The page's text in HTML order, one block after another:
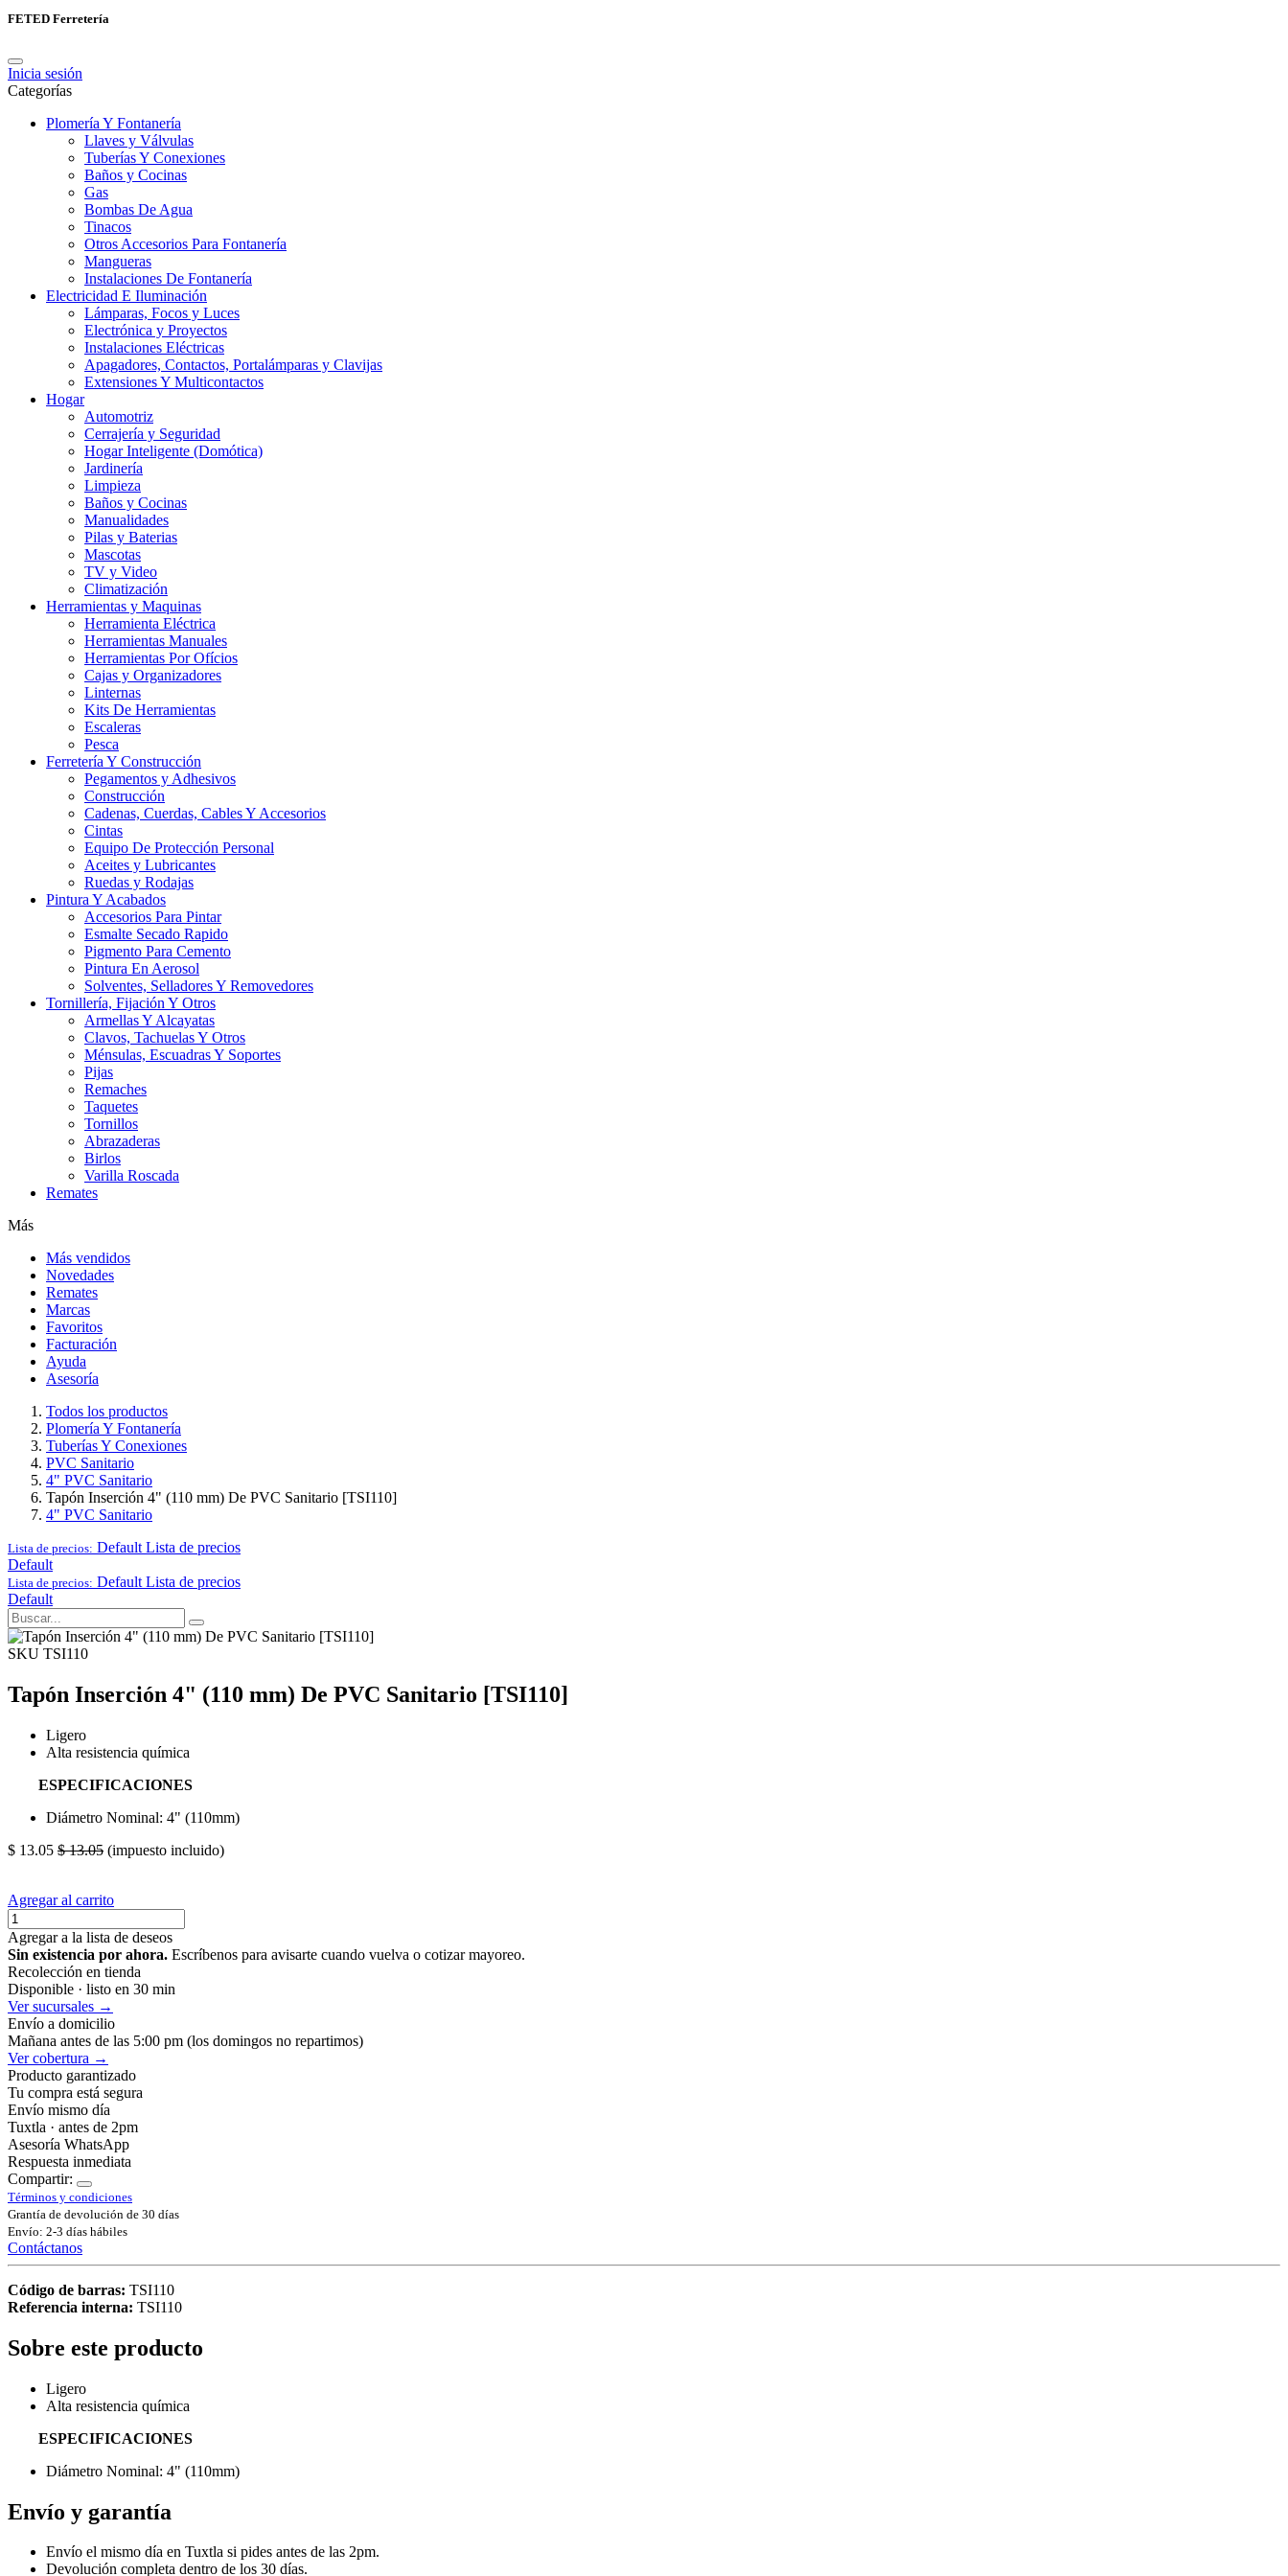
FETED Ferretería
Inicia sesión
Categorías
Plomería Y Fontanería
Llaves y Válvulas
Tuberías Y Conexiones
Baños y Cocinas
Gas
Bombas De Agua
Tinacos
Otros Accesorios Para Fontanería
Mangueras
Instalaciones De Fontanería
Electricidad E Iluminación
Lámparas, Focos y Luces
Electrónica y Proyectos
Instalaciones Eléctricas
Apagadores, Contactos, Portalámparas y Clavijas
Extensiones Y Multicontactos
Hogar
Automotriz
Cerrajería y Seguridad
Hogar Inteligente (Domótica)
Jardinería
Limpieza
Baños y Cocinas
Manualidades
Pilas y Baterias
Mascotas
TV y Video
Climatización
Herramientas y Maquinas
Herramienta Eléctrica
Herramientas Manuales
Herramientas Por Ofícios
Cajas y Organizadores
Linternas
Kits De Herramientas
Escaleras
Pesca
Ferretería Y Construcción
Pegamentos y Adhesivos
Construcción
Cadenas, Cuerdas, Cables Y Accesorios
Cintas
Equipo De Protección Personal
Aceites y Lubricantes
Ruedas y Rodajas
Pintura Y Acabados
Accesorios Para Pintar
Esmalte Secado Rapido
Pigmento Para Cemento
Pintura En Aerosol
Solventes, Selladores Y Removedores
Tornillería, Fijación Y Otros
Armellas Y Alcayatas
Clavos, Tachuelas Y Otros
Ménsulas, Escuadras Y Soportes
Pijas
Remaches
Taquetes
Tornillos
Abrazaderas
Birlos
Varilla Roscada
Remates
Más
Más vendidos
Novedades
Remates
Marcas
Favoritos
Facturación
Ayuda
Asesoría
Todos los productos
Plomería Y Fontanería
Tuberías Y Conexiones
PVC Sanitario
4" PVC Sanitario
Tapón Inserción 4" (110 mm) De PVC Sanitario [TSI110]
4" PVC Sanitario
Lista de precios: Default Lista de precios
Default
Lista de precios: Default Lista de precios
Default
SKU TSI110
Tapón Inserción 4" (110 mm) De PVC Sanitario [TSI110]
Ligero
Alta resistencia química
ESPECIFICACIONES
Diámetro Nominal: 4" (110mm)
$ 13.05 $13.05 (impuesto incluido)
Agregar al carrito
Agregar a la lista de deseos
Sin existencia por ahora. Escríbenos para avisarte cuando vuelva o cotizar mayoreo.
Recolección en tienda
Disponible · listo en 30 min
Ver sucursales →
Envío a domicilio
Mañana antes de las 5:00 pm (los domingos no repartimos)
Ver cobertura →
Producto garantizado
Tu compra está segura
Envío mismo día
Tuxtla · antes de 2pm
Asesoría WhatsApp
Respuesta inmediata
Compartir:
Términos y condiciones
Grantía de devolución de 30 días
Envío: 2-3 días hábiles
Contáctanos
Código de barras: TSI110
Referencia interna: TSI110
Sobre este producto
Ligero
Alta resistencia química
ESPECIFICACIONES
Diámetro Nominal: 4" (110mm)
Envío y garantía
Envío el mismo día en Tuxtla si pides antes de las 2pm.
Devolución completa dentro de los 30 días.